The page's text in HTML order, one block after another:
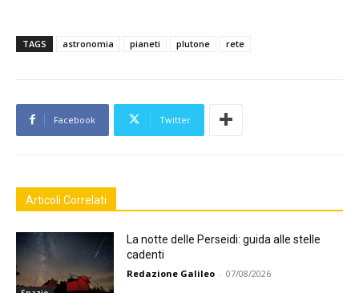
TAGS astronomia pianeti plutone rete
Facebook Twitter
Articoli Correlati
La notte delle Perseidi: guida alle stelle
cadenti
Redazione Galileo - 07/08/2026